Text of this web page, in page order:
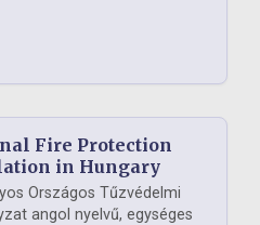
Fire Protection
in Hungary
Országos Tűzvédelmi
angol nyelvű, egységes